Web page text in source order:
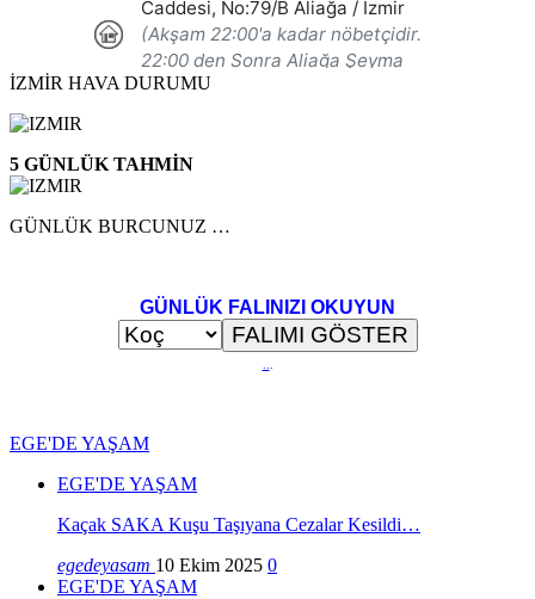
İZMİR HAVA DURUMU
5 GÜNLÜK TAHMİN
GÜNLÜK BURCUNUZ …
GÜNLÜK FALINIZI OKUYUN
...
EGE'DE YAŞAM
EGE'DE YAŞAM
Kaçak SAKA Kuşu Taşıyana Cezalar Kesildi…
egedeyasam 10 Ekim 2025 0
EGE'DE YAŞAM